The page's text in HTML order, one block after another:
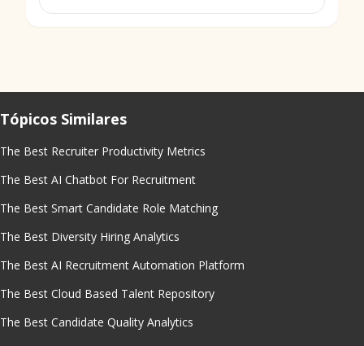
Tópicos Similares
The Best Recruiter Productivity Metrics
The Best AI Chatbot For Recruitment
The Best Smart Candidate Role Matching
The Best Diversity Hiring Analytics
The Best AI Recruitment Automation Platform
The Best Cloud Based Talent Repository
The Best Candidate Quality Analytics